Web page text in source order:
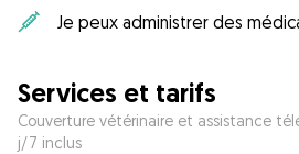
Je peux administrer des
Services et tarifs
Couverture vétérinaire et assistance
j/7 inclus